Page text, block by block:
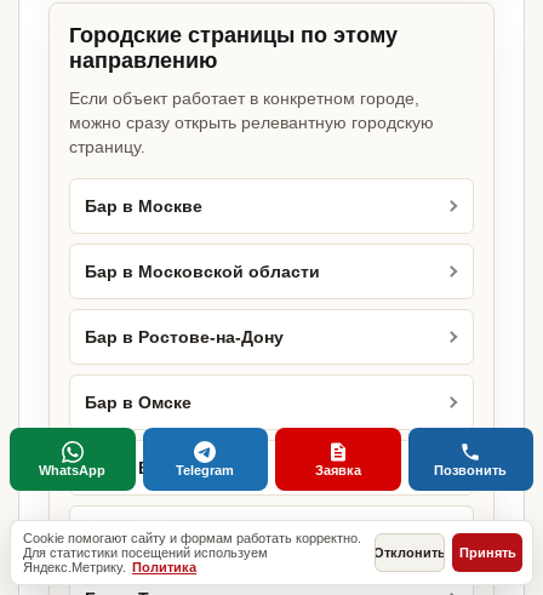
Городские страницы по этому
направлению
Если объект работает в конкретном городе,
можно сразу открыть релевантную городскую
страницу.
Бар в Москве
Бар в Московской области
Бар в Ростове-на-Дону
Бар в Омске
Бар в Воронеже
Бар в Перми
Cookie помогают сайту и формам работать корректно.
Для статистики посещений используем
Яндекс.Метрику. Политика
Отклонить Принять
WhatsApp Telegram Заявка Позвонить